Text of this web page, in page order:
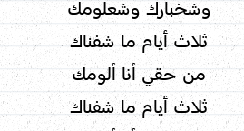
وشخبارك وشعلومك
ثلاث أيام ما شفناك
من حقي أنا ألومك
ثلاث أيام ما شفناك